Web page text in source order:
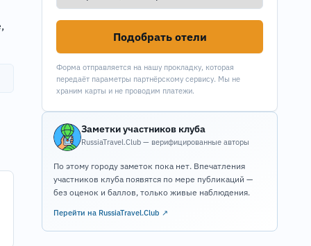
Подобрать отели
Форма отправляется на нашу прокладку, которая
передаёт параметры партнёрскому сервису. Мы не
храним карты и не проводим платежи.
Заметки участников клуба
RussiaTravel.Club — верифицированные авторы
По этому городу заметок пока нет. Впечатления
участников клуба появятся по мере публикаций —
без оценок и баллов, только живые наблюдения.
Перейти на RussiaTravel.Club ↗